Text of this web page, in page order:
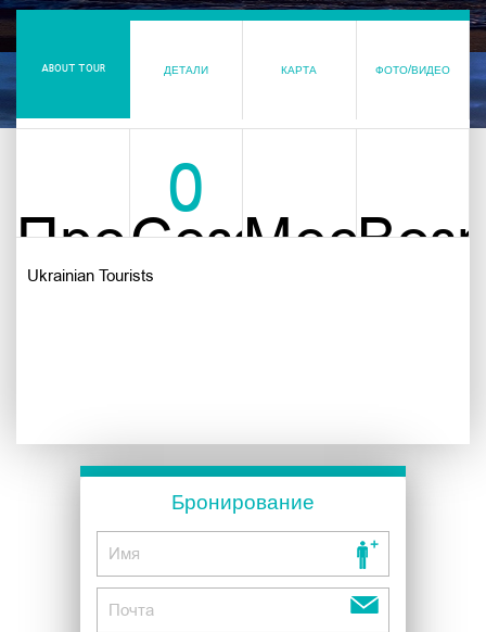
ABOUT TOUR ДЕТАЛИ КАРТА ФОТО/ВИДЕО
0
Сезон
Ukrainian Tourists
Бронирование